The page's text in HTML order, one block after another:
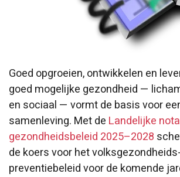
Goed opgroeien, ontwikkelen en
goed mogelijke gezondheid —
en sociaal — vormt de basis voor
samenleving. Met de Landelijke nota
gezondheidsbeleid 2025–2028
de koers voor het
preventiebeleid voor de komende